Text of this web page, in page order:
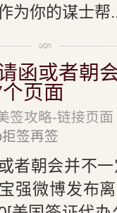
为你的谋士帮
函或者朝
页面
签攻略-链接页面
签再签
者朝会并不
强微博发布